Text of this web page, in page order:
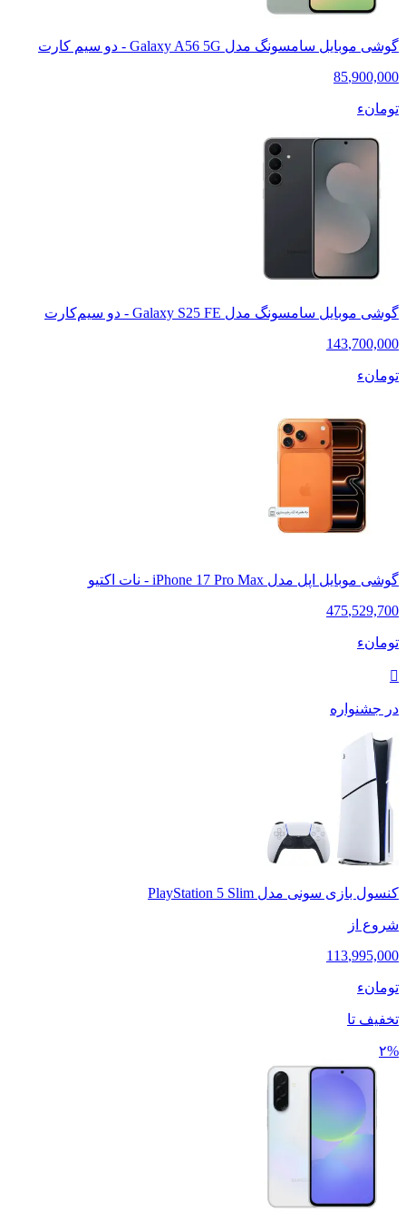
گوشی موبایل سامسونگ مدل Galaxy A56 5G - دو سیم کارت
85,900,000
تومانء
گوشی موبایل سامسونگ مدل Galaxy S25 FE - دو سیم‌کارت
143,700,000
تومانء
گوشی موبایل اپل مدل iPhone 17 Pro Max - نات اکتیو
475,529,700
تومانء
در جشنواره
کنسول بازی سونی مدل PlayStation 5 Slim
شروع از
113,995,000
تومانء
تخفیف تا
۲%